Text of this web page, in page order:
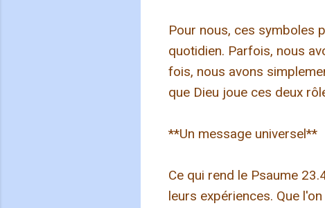
Pour nous, ces symboles
quotidien. Parfois, nous
fois, nous avons
que Dieu joue ces deux
**Un message universel**
Ce qui rend le Psaume
leurs expériences. Que